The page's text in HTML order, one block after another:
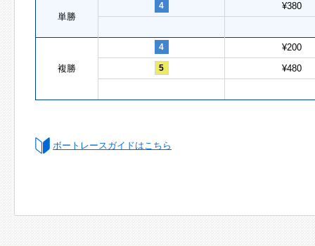
単勝
4 ¥380
複勝
4 ¥200
5 ¥480
ボートレースガイドはこちら